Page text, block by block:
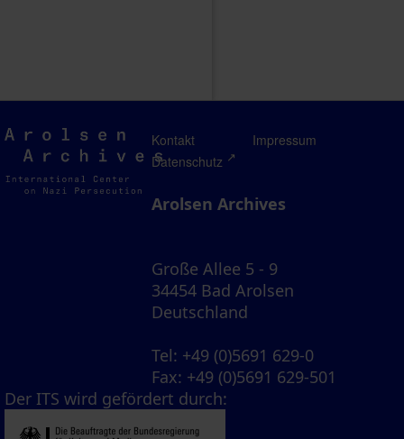
Arolsen
Archives
Kontakt
Impressum
Datenschutz
Arolsen Archives
Große Allee 5 - 9
34454 Bad Arolsen
Deutschland
Tel: +49 (0)5691 629-0
Fax: +49 (0)5691 629-501
Der ITS wird gefördert durch: